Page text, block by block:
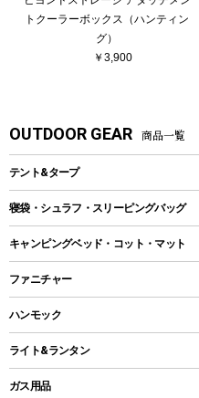
トクーラーボックス（ハンティン
グ）
￥3,900
OUTDOOR GEAR 商品一覧
テント&タープ
テント
ツールームテント
ワンポールテント
シェルターテント
ロッジ型・オリジナルテント
寝袋・シュラフ・スリーピングバッグ
レクタングラー型（封筒型）シュラフ
インナーシュラフ
キャンピングベッド・コット・マット
キャンピングベッド・コット
インフレータブルマット
ファニチャー
アウトドアテーブル
レジャーシート
ハンモック
ライト&ランタン
LEDランタン
ガス用品